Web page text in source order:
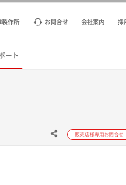
製作所 お問合せ 会社案内 採
ート
販売店様専用お問合せ